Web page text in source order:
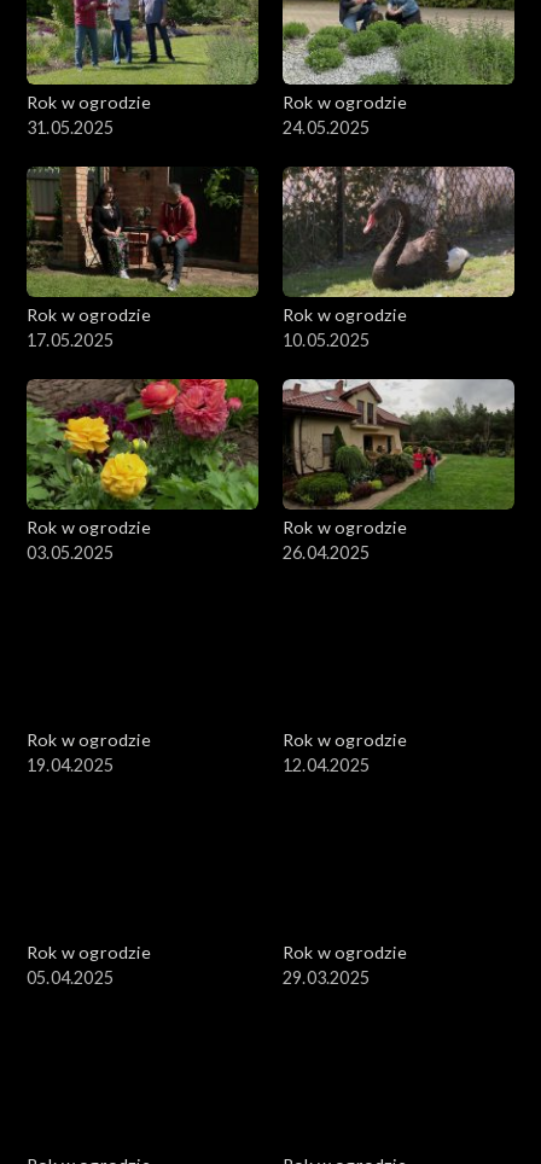
Rok w ogrodzie
31.05.2025
Rok w ogrodzie
24.05.2025
Rok w ogrodzie
17.05.2025
Rok w ogrodzie
10.05.2025
Rok w ogrodzie
03.05.2025
Rok w ogrodzie
26.04.2025
Rok w ogrodzie
19.04.2025
Rok w ogrodzie
12.04.2025
Rok w ogrodzie
05.04.2025
Rok w ogrodzie
29.03.2025